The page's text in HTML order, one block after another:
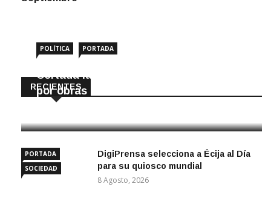
RECIENTES
POLÍTICA PORTADA
Cortada la SE-9105 hacia La Montiela
por obras hasta final de año
PORTADA
SOCIEDAD
DigiPrensa selecciona a Écija al Día
para su quiosco mundial
8 Agosto, 2026